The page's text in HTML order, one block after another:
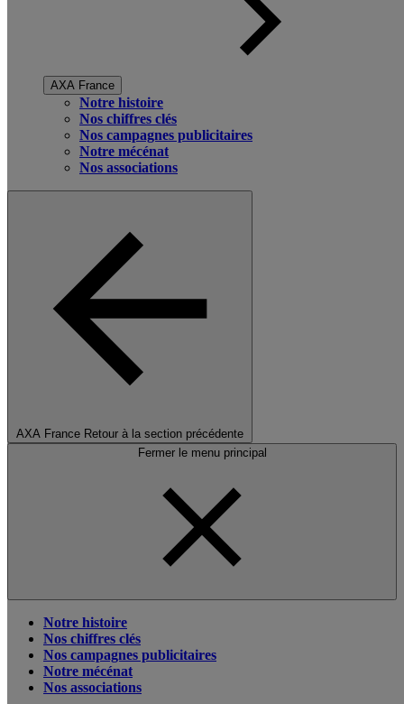
AXA France
Notre histoire
Nos chiffres clés
Nos campagnes publicitaires
Notre mécénat
Nos associations
AXA France Retour à la section précédente
Fermer le menu principal
Notre histoire
Nos chiffres clés
Nos campagnes publicitaires
Notre mécénat
Nos associations